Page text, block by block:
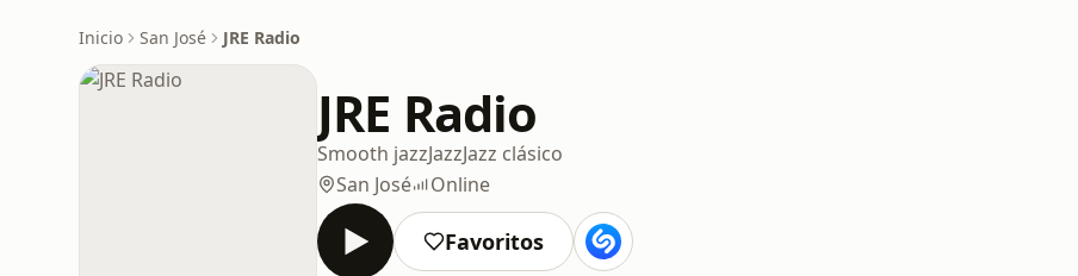
Inicio San José JRE Radio
JRE Radio
Smooth jazzJazzJazz clásico
San José
Online
Favoritos